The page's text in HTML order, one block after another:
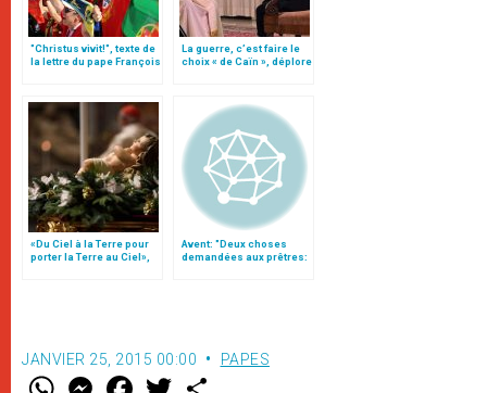
"Christus vivit!", texte de
la lettre du pape François
La guerre, c’est faire le
choix « de Caïn », déplore
«Du Ciel à la Terre pour
porter la Terre au Ciel»,
Avent: "Deux choses
demandées aux prêtres:
JANVIER 25, 2015 00:00 PAPES
W M F